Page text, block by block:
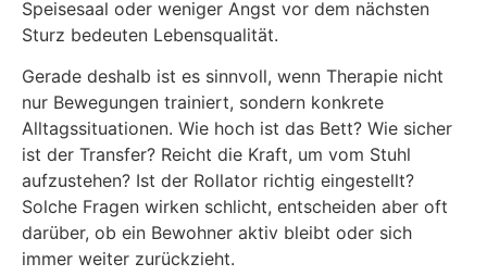
Speisesaal oder weniger Angst vor dem nächsten
Sturz bedeuten Lebensqualität.
Gerade deshalb ist es sinnvoll, wenn Therapie nicht
nur Bewegungen trainiert, sondern konkrete
Alltagssituationen. Wie hoch ist das Bett? Wie sicher
ist der Transfer? Reicht die Kraft, um vom Stuhl
aufzustehen? Ist der Rollator richtig eingestellt?
Solche Fragen wirken schlicht, entscheiden aber oft
darüber, ob ein Bewohner aktiv bleibt oder sich
immer weiter zurückzieht.